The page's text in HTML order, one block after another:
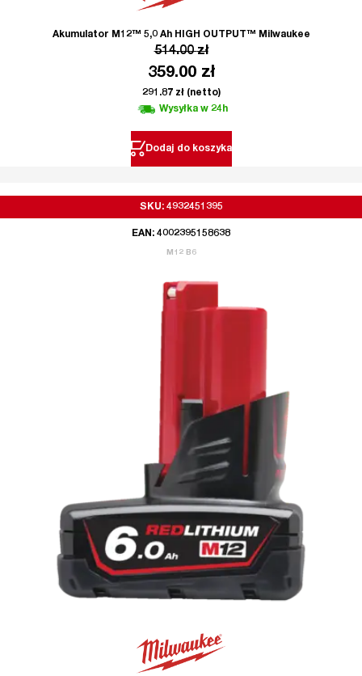
Akumulator M12™ 5,0 Ah HIGH OUTPUT™ Milwaukee
514.00zł
359.00 zł
291.87 zł(netto)
Wysyłka w 24h
Dodaj do koszyka
SKU: 4932451395
EAN: 4002395158638
M12 B6